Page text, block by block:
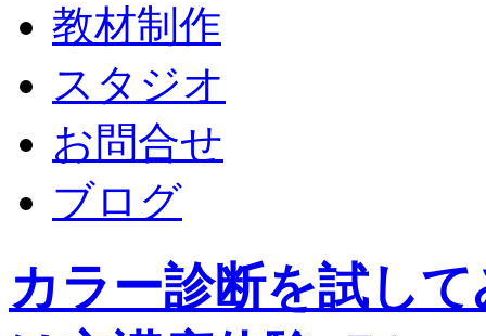
教材制作
スタジオ
お問合せ
ブログ
カラー診断を試し